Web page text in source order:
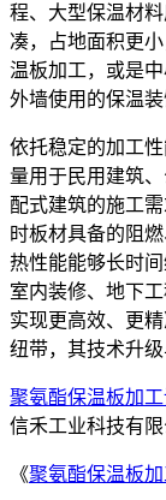
程、大型保温材
凑，占地面积更
温板加工，或是
外墙使用的保温
依托稳定的加工
量用于民用建筑
配式建筑的施工
时板材具备的阻
热性能能够长时
室内装修、地下
实现更高效、更
纽带，其技术升
聚氨酯保温板加
信禾工业科技有限
《聚氨酯保温板